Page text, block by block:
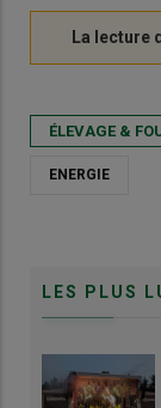
ÉLEVAGE &
ENERGIE
LES PLUS